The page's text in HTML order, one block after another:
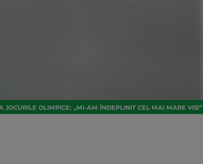
JOCURILE OLIMPICE: „MI-AM ÎNDEPLINIT CEL MAI MARE VIS!”